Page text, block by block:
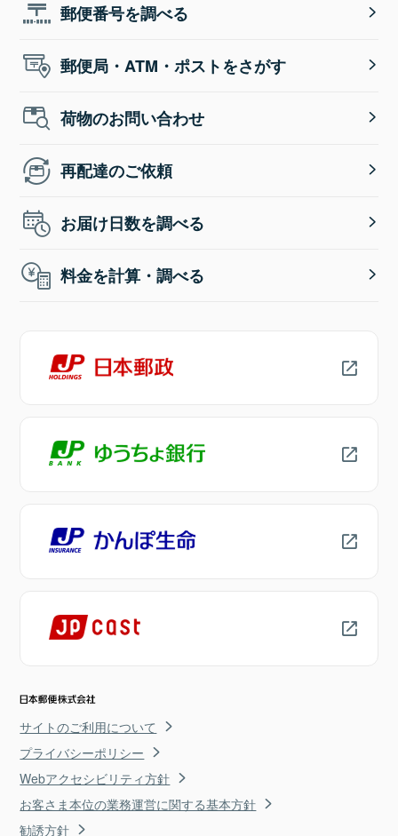
郵便番号を調べる
郵便局・ATM・ポストをさがす
荷物のお問い合わせ
再配達のご依頼
お届け日数を調べる
料金を計算・調べる
サイトのご利用について
プライバシーポリシー
Webアクセシビリティ方針
お客さま本位の業務運営に関する基本方針
勧誘方針